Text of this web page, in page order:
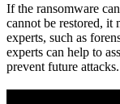
If the ransomware
cannot be restored, it
experts, such as
experts can help to
prevent future attacks.